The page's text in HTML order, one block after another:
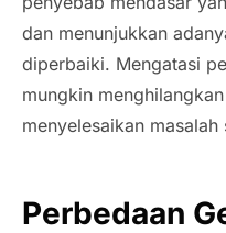
dan menunjukkan
diperbaiki. Mengatasi
mungkin
menyelesaikan masalah
Perbedaan